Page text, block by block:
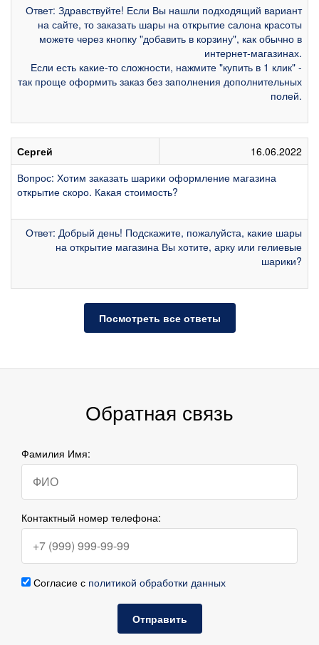
Ответ: Здравствуйте! Если Вы нашли подходящий вариант
на сайте, то заказать шары на открытие салона красоты
можете через кнопку "добавить в корзину", как обычно в
интернет-магазинах.
Если есть какие-то сложности, нажмите "купить в 1 клик" -
так проще оформить заказ без заполнения дополнительных
полей.
Сергей
16.06.2022
Вопрос: Хотим заказать шарики оформление магазина
открытие скоро. Какая стоимость?
Ответ: Добрый день! Подскажите, пожалуйста, какие шары
на открытие магазина Вы хотите, арку или гелиевые
шарики?
Посмотреть все ответы
Обратная связь
Фамилия Имя:
Контактный номер телефона:
Согласие с политикой обработки данных
Отправить